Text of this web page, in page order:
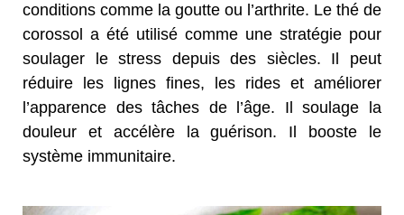
conditions comme la goutte ou l’arthrite. Le thé de
corossol a été utilisé comme une stratégie pour
soulager le stress depuis des siècles. Il peut
réduire les lignes fines, les rides et améliorer
l’apparence des tâches de l’âge. Il soulage la
douleur et accélère la guérison. Il booste le
système immunitaire.